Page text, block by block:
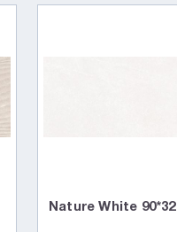
Nature White 90*32